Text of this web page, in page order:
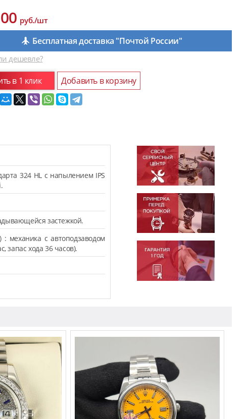
руб./шт
Бесплатная доставка "Почтой России"
дешевле?
в 1 клик Добавить в корзину
324 HL с напылением IPS
застежкой.
механика с автоподзаводом
запас хода 36 часов).